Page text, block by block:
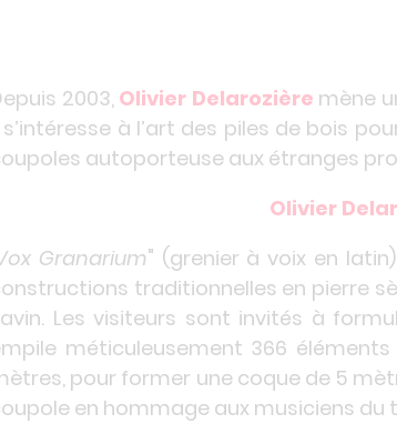
2003, Olivier Delarozière mène
s’intéresse à l’art des piles de bois
autoporteuse aux étranges
Olivier
Granarium" (grenier à voix en
traditionnelles en pierre
Les visiteurs sont invités à
méticuleusement 366
pour former une coque de 5
en hommage aux musiciens du